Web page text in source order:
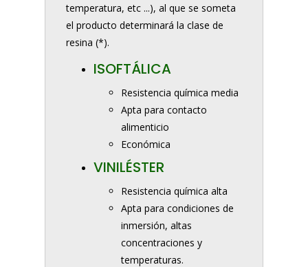
temperatura, etc ...), al que se someta
el producto determinará la clase de
resina (*).
ISOFTÁLICA
Resistencia química media
Apta para contacto
alimenticio
Económica
VINILÉSTER
Resistencia química alta
Apta para condiciones de
inmersión, altas
concentraciones y
temperaturas.